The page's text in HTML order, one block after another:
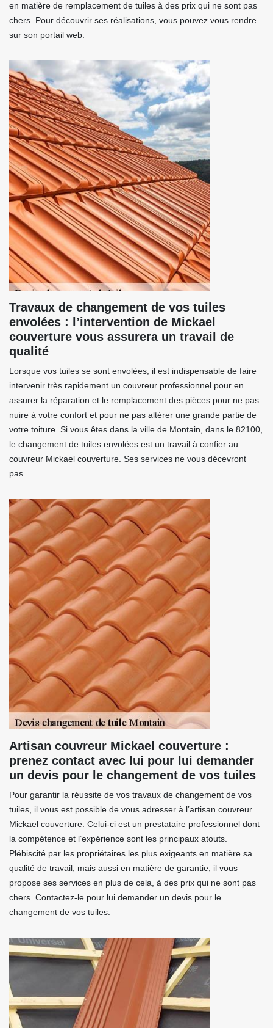
en matière de remplacement de tuiles à des prix qui ne sont pas
chers. Pour découvrir ses réalisations, vous pouvez vous rendre
sur son portail web.
Travaux de changement de vos tuiles
envolées : l’intervention de Mickael
couverture vous assurera un travail de
qualité
Lorsque vos tuiles se sont envolées, il est indispensable de faire
intervenir très rapidement un couvreur professionnel pour en
assurer la réparation et le remplacement des pièces pour ne pas
nuire à votre confort et pour ne pas altérer une grande partie de
votre toiture. Si vous êtes dans la ville de Montain, dans le 82100,
le changement de tuiles envolées est un travail à confier au
couvreur Mickael couverture. Ses services ne vous décevront
pas.
Artisan couvreur Mickael couverture :
prenez contact avec lui pour lui demander
un devis pour le changement de vos tuiles
Pour garantir la réussite de vos travaux de changement de vos
tuiles, il vous est possible de vous adresser à l’artisan couvreur
Mickael couverture. Celui-ci est un prestataire professionnel dont
la compétence et l’expérience sont les principaux atouts.
Plébiscité par les propriétaires les plus exigeants en matière sa
qualité de travail, mais aussi en matière de garantie, il vous
propose ses services en plus de cela, à des prix qui ne sont pas
chers. Contactez-le pour lui demander un devis pour le
changement de vos tuiles.